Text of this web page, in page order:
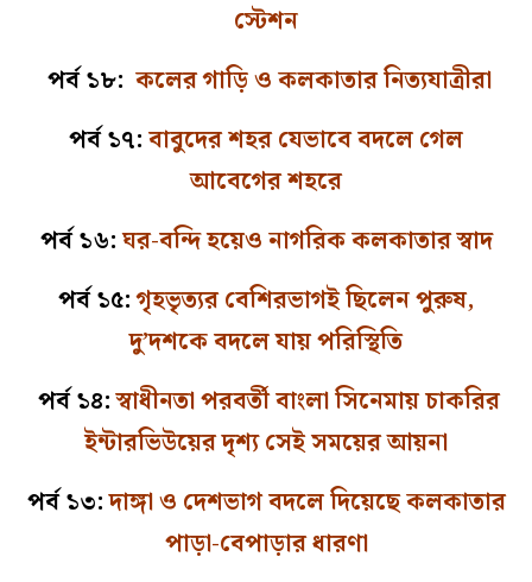
স্টেশন
পর্ব ১৮: কলের গাড়ি ও কলকাতার নিত্যযাত্রীরা
পর্ব ১৭:বাবুদের শহর যেভাবে বদলে গেল
আবেগের শহরে
পর্ব ১৬:ঘর-বন্দি হয়েও নাগরিক কলকাতার স্বাদ
পর্ব ১৫:গৃহভৃত্যর বেশিরভাগই ছিলেন পুরুষ,
দু’দশকে বদলে যায় পরিস্থিতি
পর্ব ১৪:স্বাধীনতা পরবর্তী বাংলা সিনেমায় চাকরির
ইন্টারভিউয়ের দৃশ্য সেই সময়ের আয়না
পর্ব ১৩:দাঙ্গা ও দেশভাগ বদলে দিয়েছে কলকাতার
পাড়া-বেপাড়ার ধারণা